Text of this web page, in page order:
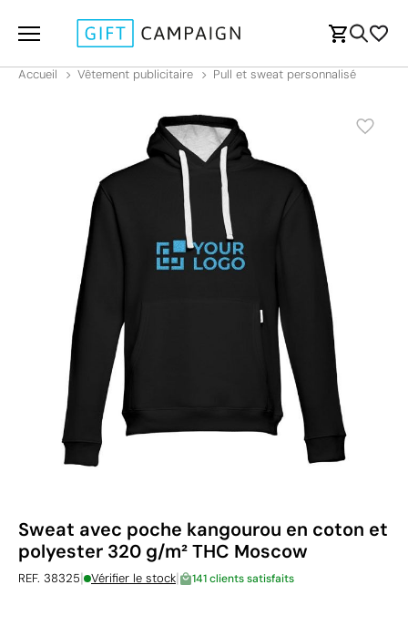
Accueil Vêtement publicitaire Pull et sweat personnalisé
Sweat avec poche kangourou en coton et
polyester 320 g/m² THC Moscow
REF. 38325| Vérifier le stock| 141 clients satisfaits